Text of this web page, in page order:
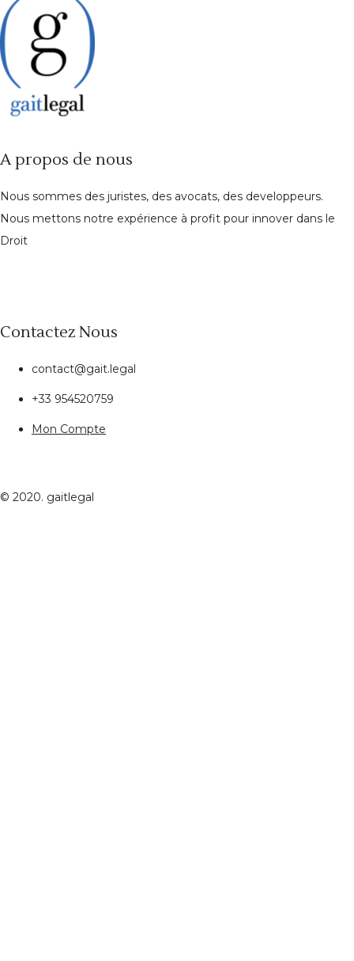
A propos de nous
Nous sommes des juristes, des avocats, des developpeurs.
Nous mettons notre expérience à profit pour innover dans le
Droit
Contactez Nous
contact@gait.legal
+33 954520759
Mon Compte
© 2020. gaitlegal